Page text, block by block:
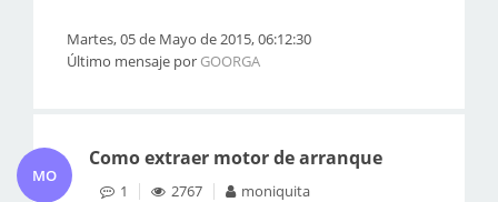
Martes, 05 de Mayo de 2015, 06:12:30
Último mensaje por GOORGA
MO
Como extraer motor de arranque
1 2767 moniquita